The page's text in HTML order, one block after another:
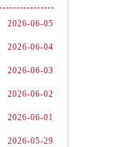
2026-06-05
2026-06-04
2026-06-03
2026-06-02
2026-06-01
2026-05-29